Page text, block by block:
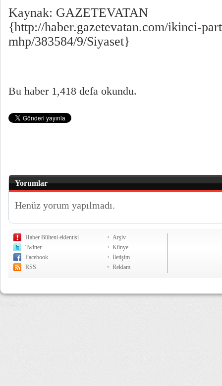
Kaynak: GAZETEVATAN
{http://haber.gazetevatan.com/ikinci-
mhp/383584/9/Siyaset}
Bu haber 1,418 defa okundu.
Yorumlar
Henüz yorum yapılmadı.
Haber Bülteni eklentisi
Twitter
Facebook
RSS
Arşiv
Künye
İletişim
Reklam